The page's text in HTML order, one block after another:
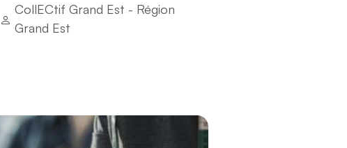
CollECtif Grand Est - Région
Grand Est